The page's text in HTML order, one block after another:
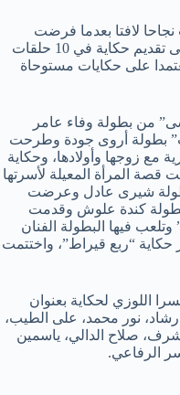
لافتا بعدما فرضت
أسلوبا خاصا للمعالجة الدرامية يعتمد على تقديم حكاية في 10 حلقات
على حكايات مستوحاة
من بطولة وفاء عامر
بطولة أروى جودة وطرحت
مع زوجها وأولادها، وحكاية
المرأة المعيلة لأسرتها
شيرى عادل وعرضت
كندة علوش وقدمت
فيها البطولة الفنان
“ربع قيراط”، واختتمت
اللوزي لحكاية بعنوان
رشاد، نور محمد، على الطيب،
صلاح الدالي، ياسمين
الرفاعي.